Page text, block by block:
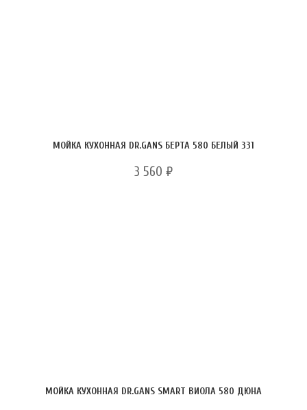
МОЙКА КУХОННАЯ DR.GANS БЕРТА 580 БЕЛЫЙ 331
3 560 ₽
МОЙКА КУХОННАЯ DR.GANS SMART ВИОЛА 580 ДЮНА